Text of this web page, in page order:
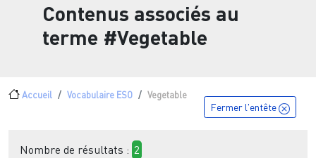
Contenus associés au
terme #Vegetable
Fil d'Ariane
Accueil Vocabulaire ESO Vegetable
Fermer l'entête
Nombre de résultats : 2